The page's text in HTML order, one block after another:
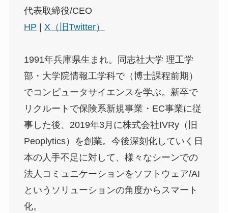
代表取締役/CEO
HP | X（旧Twitter）
1991年兵庫県生まれ。同志社大学 理工学
部・大学院情報工学科で（博士課程前期）
でコンピュータサイエンスを学ぶ。新卒で
リクルートで保険系新規事業・EC事業に従
事した後、2019年3月に株式会社IVRy（旧
Peoplytics）を創業。今後深刻化していく日
本の人手不足に対して、様々なシーンでの
法人コミュニケーションをソフトウェア/AI
というソリューションの角度からスマート
化。